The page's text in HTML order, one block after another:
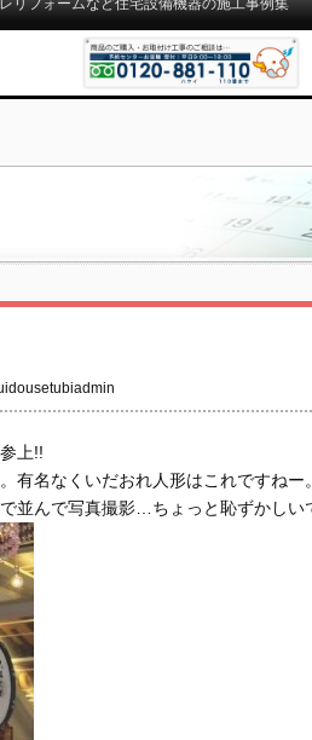
リフォームなど住宅設備機器の施工事例集
上!!
有名なくいだおれ人形はこれですねー
並んで写真撮影…ちょっと恥ずかしい